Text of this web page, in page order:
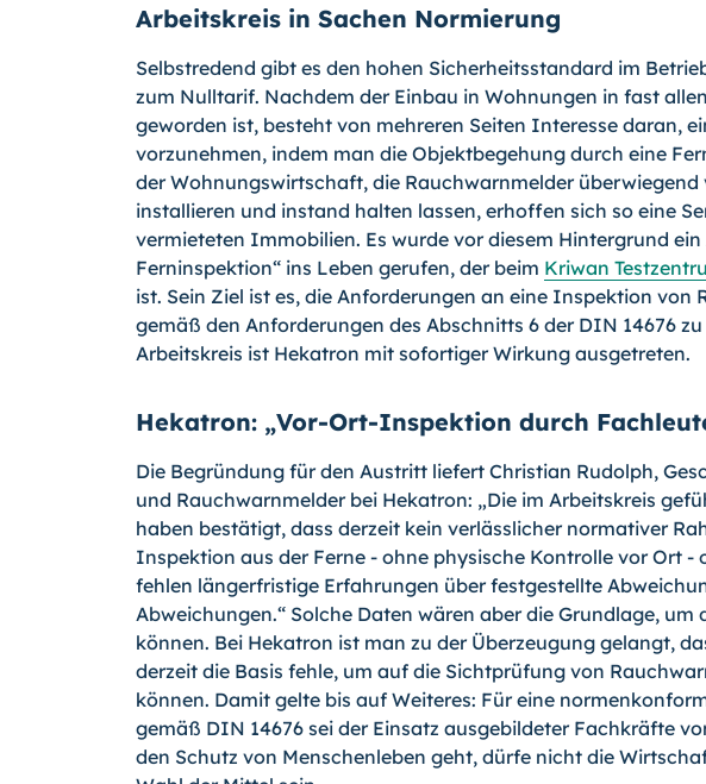
Arbeitskreis in Sachen Normierung
Selbstredend gibt es den hohen Sicherheitsstandard im
zum Nulltarif. Nachdem der Einbau in Wohnungen in fast
geworden ist, besteht von mehreren Seiten Interesse daran,
vorzunehmen, indem man die Objektbegehung durch eine
der Wohnungswirtschaft, die Rauchwarnmelder überwiegend
installieren und instand halten lassen, erhoffen sich so eine
vermieteten Immobilien. Es wurde vor diesem Hintergrund
Ferninspektion“ ins Leben geru­fen, der beim Kriwan
ist. Sein Ziel ist es, die Anforderungen an eine Inspektion von
gemäß den Anforderungen des Abschnitts 6 der DIN 14676
Arbeitskreis ist Hekatron mit sofortiger Wirkung ausgetreten.
Hekatron: „Vor-Ort-Inspektion durch
Die Begründung für den Austritt liefert Christian Rudolph,
und Rauchwarnmelder bei Hekatron: „Die im Arbeitskreis
haben bestätigt, dass derzeit kein verlässlicher normativer
Inspektion aus der Ferne - ohne physische Kontrolle vor Ort -
fehlen längerfristige Erfahrungen über festge­stellte
Abweichungen.“ Solche Daten wären aber die Grundlage, um
können. Bei Hekatron ist man zu der Überzeugung gelangt,
derzeit die Basis fehle, um auf die Sichtprüfung von
können. Damit gelte bis auf Weiteres: Für eine
gemäß DIN 14676 sei der Einsatz ausgebildeter Fachkräfte
den Schutz von Menschenleben geht, dürfe nicht die